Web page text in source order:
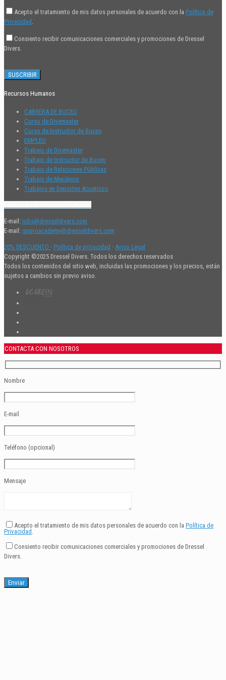
Acepto el tratamiento de mis datos personales de acuerdo con la Política de
Privacidad
Consiento recibir comunicaciones comerciales y promociones de Dressel
Divers.
Recursos Humanos
CARRERA DE BUCEO
Curso de Divemaster
Curso de Instructor de Buceo
EMPLEO
Trabajo de Divemaster
Trabajo de Instructor de Buceo
Trabajo de Relaciones Públicas
Trabajo de Mecánico
Trabajos en Deportes Acuaticos
E-mail: jobs@dresseldivers.com
E-mail: goproacademy@dresseldivers.com
20% DESCUENTO · Política de privacidad · Aviso Legal
Copyright ©2025 Dressel Divers. Todos los derechos reservados
Todos los contenidos del sitio web, incluidas las promociones y los precios, están
sujetos a cambios sin previo aviso.
CONTACTA CON NOSOTROS
Nombre
E-mail
Teléfono (opcional)
Mensaje
Acepto el tratamiento de mis datos personales de acuerdo con la Política de
Privacidad
Consiento recibir comunicaciones comerciales y promociones de Dressel
Divers.